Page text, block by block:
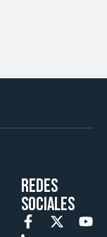
REDES
SOCIALES